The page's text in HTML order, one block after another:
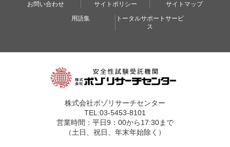
お問い合わせ サイトポリシー
サイトマップ
用語集
トータルサポートサービ
ス
株式会社ボゾリサーチセンター
TEL:03-5453-8101
営業時間：平日9：00から17:30まで
（土日、祝日、年末年始除く）